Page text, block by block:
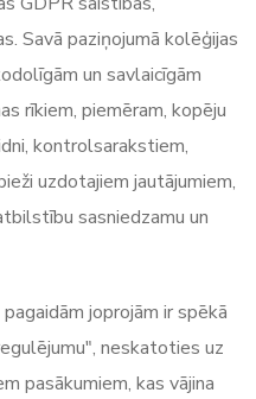
Savā paziņojumā kolēģijas
un savlaicīgām
rīkiem, piemēram, kopēju
kontrolsarakstiem,
uzdotajiem jautājumiem,
sasniedzamu un
joprojām ir spēkā
neskatoties uz
pasākumiem, kas vājina